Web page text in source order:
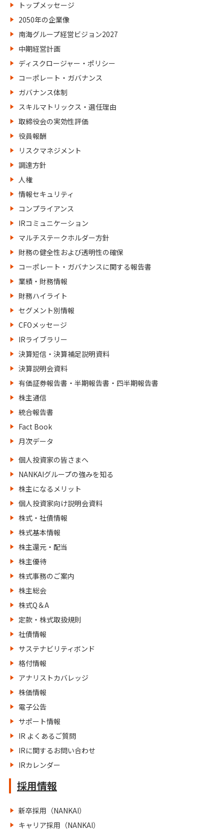
トップメッセージ
2050年の企業像
南海グループ経営ビジョン2027
中期経営計画
ディスクロージャー・ポリシー
コーポレート・ガバナンス
ガバナンス体制
スキルマトリックス・選任理由
取締役会の実効性評価
役員報酬
リスクマネジメント
調達方針
人権
情報セキュリティ
コンプライアンス
IRコミュニケーション
マルチステークホルダー方針
財務の健全性および透明性の確保
コーポレート・ガバナンスに関する報告書
業績・財務情報
財務ハイライト
セグメント別情報
CFOメッセージ
IRライブラリー
決算短信・決算補足説明資料
決算説明会資料
有価証券報告書・半期報告書・四半期報告書
株主通信
統合報告書
Fact Book
月次データ
個人投資家の皆さまへ
NANKAIグループの強みを知る
株主になるメリット
個人投資家向け説明会資料
株式・社債情報
株式基本情報
株主還元・配当
株主優待
株式事務のご案内
株主総会
株式Q＆A
定款・株式取扱規則
社債情報
サステナビリティボンド
格付情報
アナリストカバレッジ
株価情報
電子公告
サポート情報
IR よくあるご質問
IRに関するお問い合わせ
IRカレンダー
採用情報
新卒採用（NANKAI）
キャリア採用（NANKAI）